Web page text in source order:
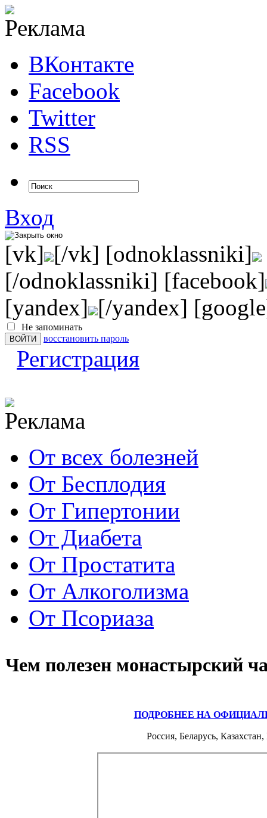
ВКонтакте
Facebook
Twitter
RSS
Вход
[vk] [/vk] [odnoklassniki]
[/odnoklassniki] [facebook]
[yandex] [/yandex]
Не запоминать
восстановить пароль
Регистрация
От всех болезней
От Бесплодия
От Гипертонии
От Диабета
От Простатита
От Алкоголизма
От Псориаза
Чем полезен монастырский
ПОДРОБНЕЕ НА
Россия, Беларусь,